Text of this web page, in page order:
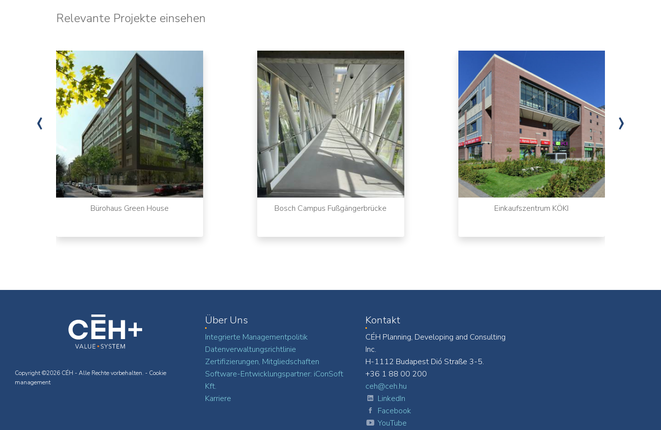
Relevante Projekte einsehen
Bürohaus Green House Bosch Campus Fußgängerbrücke Einkaufszentrum KÖKI
‹ ›
Copyright ©2026 CÉH - Alle Rechte vorbehalten. - Cookie
management
Über Uns
Integrierte Managementpolitik
Datenverwaltungsrichtlinie
Zertifizierungen, Mitgliedschaften
Software-Entwicklungspartner: iConSoft
Kft.
Karriere
Kontakt
CÉH Planning, Developing and Consulting
Inc.
H-1112 Budapest Dió Straße 3-5.
+36 1 88 00 200
ceh@ceh.hu
LinkedIn
Facebook
YouTube